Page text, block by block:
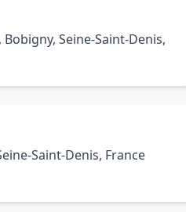
Bobigny, Seine-Saint-Denis,
Saint-Denis, France